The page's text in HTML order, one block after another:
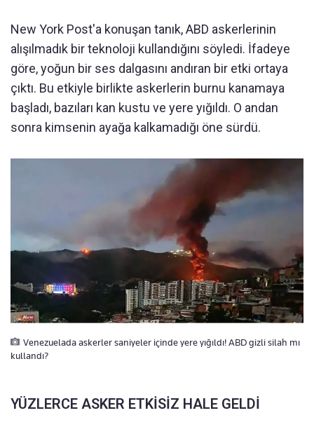
New York Post'a konuşan tanık, ABD askerlerinin
alışılmadık bir teknoloji kullandığını söyledi. İfadeye
göre, yoğun bir ses dalgasını andıran bir etki ortaya
çıktı. Bu etkiyle birlikte askerlerin burnu kanamaya
başladı, bazıları kan kustu ve yere yığıldı. O andan
sonra kimsenin ayağa kalkamadığı öne sürdü.
Venezuelada askerler saniyeler içinde yere yığıldı! ABD gizli silah mı
kullandı?
YÜZLERCE ASKER ETKİSİZ HALE GELDİ